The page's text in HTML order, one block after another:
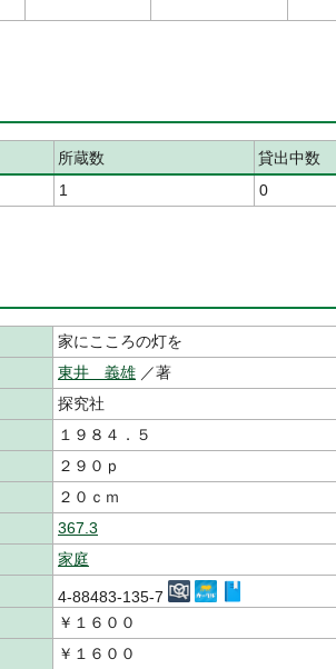
所蔵数 貸出中数
1 0
家にこころの灯を
東井 義雄 ／著
探究社
１９８４．５
２９０ｐ
２０ｃｍ
367.3
家庭
4-88483-135-7
￥１６００
￥１６００